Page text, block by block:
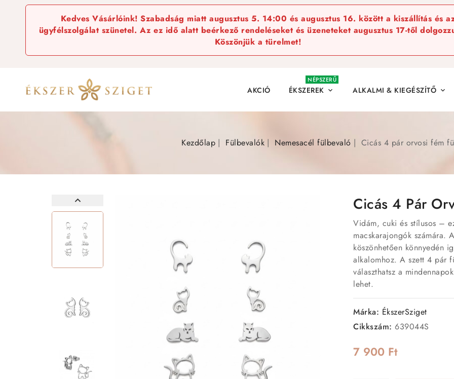
Kedves Vásárlóink! Szabadság miatt augusztus 5. 14:00 és augusztus 16. között a kiszállítás és
ügyfélszolgálat szünetel. Az ez idő alatt beérkező rendeléseket és üzeneteket augusztus 17-től
Köszönjük a türelmet!
AKCIÓ ÉKSZEREK 
NÉPSZERŰ
ALKALMI & KIEGÉSZÍTŐ 
Kezdőlap Fülbevalók Nemesacél fülbevaló Cicás 4 pár orvosi fém
Cicás 4 Pár
Vidám, cuki és stílusos –
macskarajongók számára.
köszönhetően könnyedén
alkalomhoz. A szett 4 pár
választhatsz a
lehet.
Márka: ÉkszerSziget
Cikkszám: 639044S
7 900 Ft